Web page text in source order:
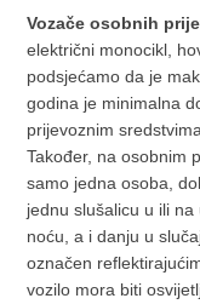
Vozače osobnih
električni monocikl,
podsjećamo da je
godina je minimalna
prijevoznim
Također, na osobnim
samo jedna osoba,
jednu slušalicu u ili
noću, a i danju u
označen
vozilo mora biti